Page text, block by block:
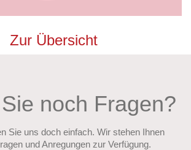
Zur Übersicht
noch Fragen?
Sie uns doch einfach. Wir stehen Ihnen
und Anregungen zur Verfügung.